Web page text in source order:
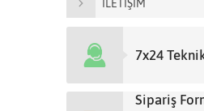
İLETİŞİM
7x24
Sipariş